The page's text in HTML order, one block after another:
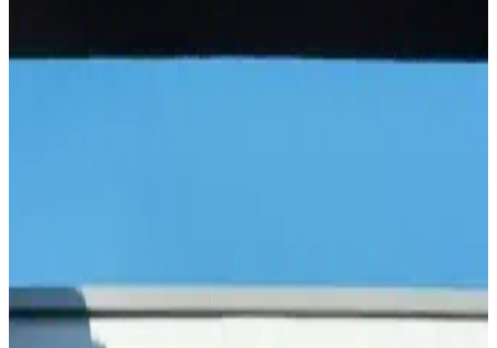
Hunnap Pekmezi: Doğal Enerji ve Bağışıklık
Yumurta kabuğu hapı, doğal yüksek kalsiyum kaynağı olarak kemik
ve diş sağlığını destekler. Güvenilir kullanım ve kalite önemlidir,
uzman önerisiyle sağlıklı yaşamı destekler.